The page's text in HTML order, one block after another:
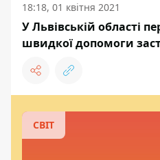
18:18, 01 квітня 2021
У Львівській області
швидкої допомоги
СВІТ